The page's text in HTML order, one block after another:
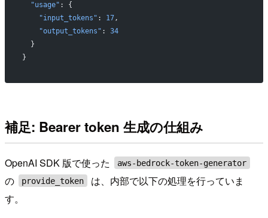
  "usage"
: {
    "input_tokens"
: 17,
    "output_tokens"
: 34
  }
}
補足: Bearer token 生成の仕組み
OpenAI SDK 版で使った aws-bedrock-token-generator
の provide_token
は、内部で以下の処理を行っていま
す。